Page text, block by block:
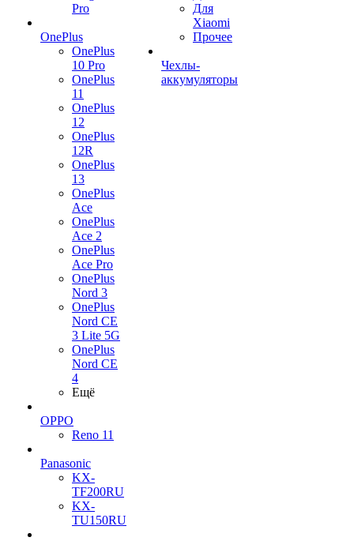
Pro
OnePlus
OnePlus
10 Pro
OnePlus
11
OnePlus
12
OnePlus
12R
OnePlus
13
OnePlus
Ace
OnePlus
Ace 2
OnePlus
Ace Pro
OnePlus
Nord 3
OnePlus
Nord CE
3 Lite 5G
OnePlus
Nord CE
4
Ещё
OPPO
Reno 11
Panasonic
KX-
TF200RU
KX-
TU150RU
Для
Xiaomi
Прочее
Чехлы-
аккумуляторы